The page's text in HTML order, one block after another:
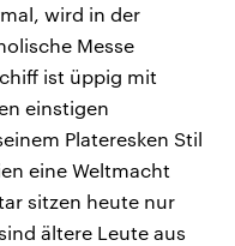
wird in der
Messe
ist üppig mit
einstigen
Plateresken Stil
eine Weltmacht
sitzen heute nur
ältere Leute aus